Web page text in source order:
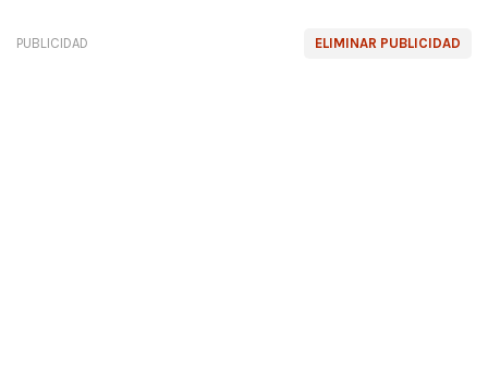
ELIMINAR PUBLICIDAD
PUBLICIDAD